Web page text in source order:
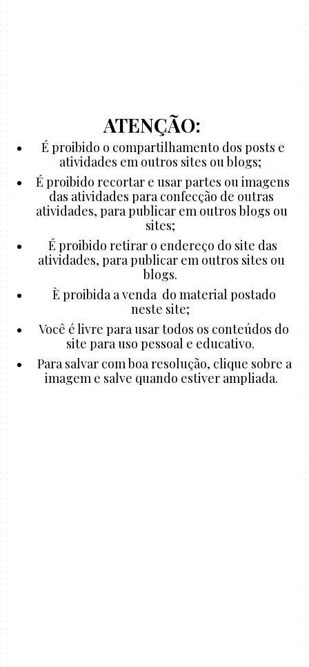
ATENÇÃO:
É proibido o compartilhamento dos posts e
atividades em outros sites ou blogs;
É proibido recortar e usar partes ou imagens
das atividades para confecção de outras
atividades, para publicar em outros blogs ou
sites;
É proibido retirar o endereço do site das
atividades, para publicar em outros sites ou
blogs.
È proibida a venda do material postado
neste site;
Você é livre para usar todos os conteúdos do
site para uso pessoal e educativo.
Para salvar com boa resolução, clique sobre a
imagem e salve quando estiver ampliada.